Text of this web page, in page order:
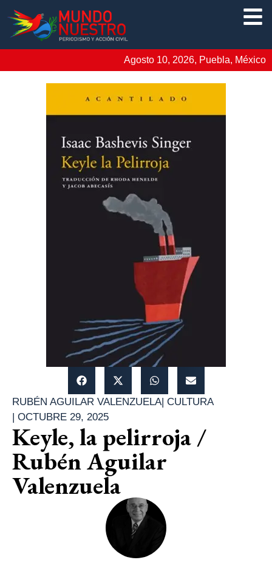
Agosto 10, 2026, Puebla, México
RUBÉN AGUILAR VALENZUELA| CULTURA
| OCTUBRE 29, 2025
Keyle, la pelirroja /
Rubén Aguilar
Valenzuela